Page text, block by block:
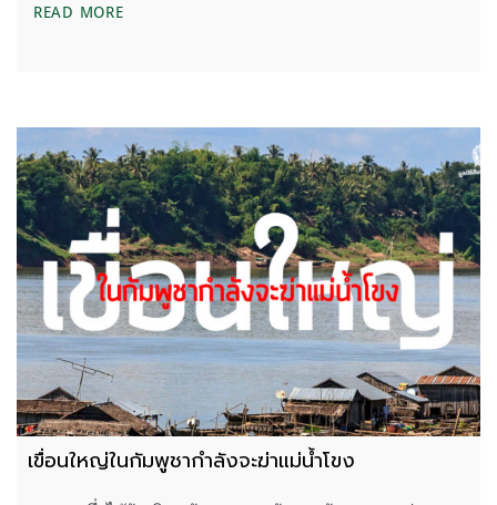
READ MOREลาวประกาศเดินหน้าเขื่อนอีกหนึ่งแห่งบนลำน้ำโขงสาย
เขื่อนใหญ่ในกัมพูชากำลังจะฆ่าแม่น้ำโขง